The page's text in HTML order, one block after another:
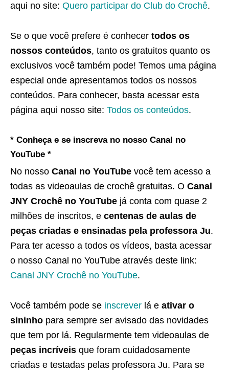
aqui no site: Quero participar do Club do Crochê.
Se o que você prefere é conhecer todos os
nossos conteúdos, tanto os gratuitos quanto os
exclusivos você também pode! Temos uma página
especial onde apresentamos todos os nossos
conteúdos. Para conhecer, basta acessar esta
página aqui nosso site: Todos os conteúdos.
* Conheça e se inscreva no nosso Canal no
YouTube *
No nosso Canal no YouTube você tem acesso a
todas as videoaulas de crochê gratuitas. O Canal
JNY Crochê no YouTube já conta com quase 2
milhões de inscritos, e centenas de aulas de
peças criadas e ensinadas pela professora Ju.
Para ter acesso a todos os vídeos, basta acessar
o nosso Canal no YouTube através deste link:
Canal JNY Crochê no YouTube.
Você também pode se inscrever lá e ativar o
sininho para sempre ser avisado das novidades
que tem por lá. Regularmente tem videoaulas de
peças incríveis que foram cuidadosamente
criadas e testadas pelas professora Ju. Para se